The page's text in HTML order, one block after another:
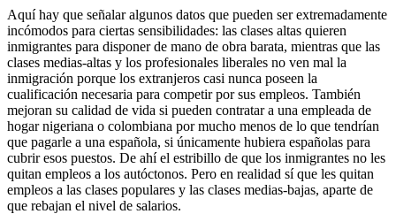
Aquí hay que señalar algunos datos que pueden ser extremadamente
incómodos para ciertas sensibilidades: las clases altas quieren
inmigrantes para disponer de mano de obra barata, mientras que las
clases medias-altas y los profesionales liberales no ven mal la
inmigración porque los extranjeros casi nunca poseen la
cualificación necesaria para competir por sus empleos. También
mejoran su calidad de vida si pueden contratar a una empleada de
hogar nigeriana o colombiana por mucho menos de lo que tendrían
que pagarle a una española, si únicamente hubiera españolas para
cubrir esos puestos. De ahí el estribillo de que los inmigrantes no les
quitan empleos a los autóctonos. Pero en realidad sí que les quitan
empleos a las clases populares y las clases medias-bajas, aparte de
que rebajan el nivel de salarios.